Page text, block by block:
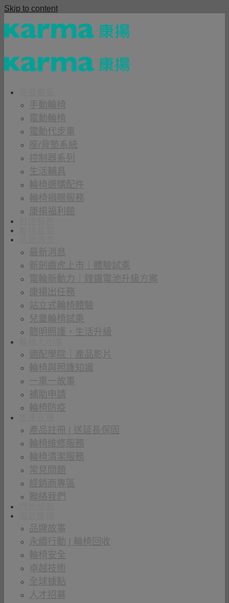
Skip to content
手動輪椅
電動輪椅
電動代步車
座/背墊系統
控制器系列
生活輔具
輪椅選購配件
輪椅捐贈服務
康揚福利館
最新消息
新劍齒虎上市｜體驗試乘
電輪新動力｜鋰鐵電池升級方案
康揚出任務
站立式輪椅體驗
兒童輪椅試乘
聰明照護，生活升級
適配學院｜產品影片
輪椅與照護知識
一車一故事
補助申請
輪椅防疫
產品註冊 | 送延長保固
輪椅維修服務
輪椅清潔服務
常見問題
經銷商專區
聯絡我們
品牌故事
永續行動 | 輪椅回收
輪椅安全
卓越技術
全球據點
人才招募